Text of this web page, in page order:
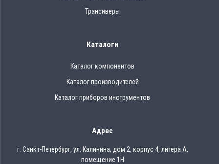
Трансиверы
Каталоги
Каталог компонентов
Каталог производителей
Каталог приборов инструментов
Адрес
г. Санкт-Петербург, ул. Калинина, дом 2, корпус 4, литера А,
помещение 1Н